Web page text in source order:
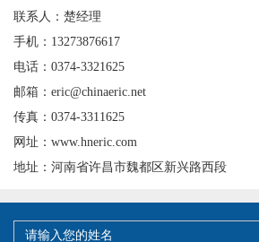
联系人：楚经理
手机：13273876617
电话：0374-3321625
邮箱：eric@chinaeric.net
传真：0374-3311625
网址：www.hneric.com
地址：河南省许昌市魏都区新兴路西段